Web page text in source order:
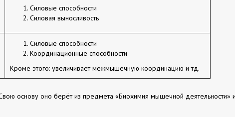
Силовые способности
Силовая выносливость
Силовые способности
Координационные способности
Кроме этого: увеличивает межмышечную координацию и тд.
основу оно берёт из предмета «Биохимия мышечной деятельности» и